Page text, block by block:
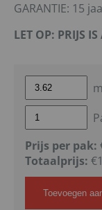
GARANTIE: 15
LET OP: PRIJS
Prijs per pak:
Totaalprijs: €
Toevoegen